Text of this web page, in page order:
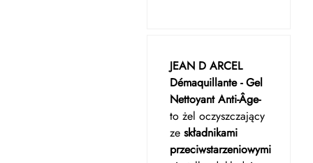
JEAN D ARCEL
Démaquillante - Gel
Nettoyant Anti-Âge-
to żel oczyszczający
ze składnikami
przeciwstarzeniowymi